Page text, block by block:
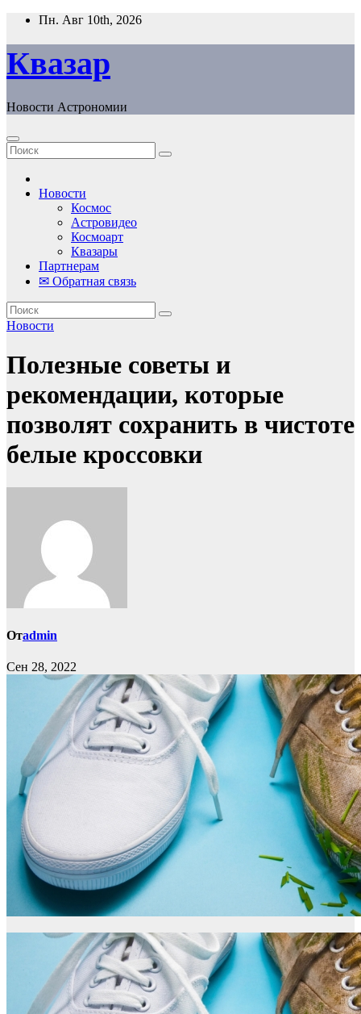
Перейти
содержанию
Пн. Авг 10th, 2026
Квазар
Новости Астрономии
Новости
Космос
Астровидео
Космоарт
Квазары
Партнерам
✉ Обратная связь
Новости
Полезные советы и
рекомендации, которые
позволят сохранить в чистоте
белые кроссовки
Отadmin
Сен 28, 2022